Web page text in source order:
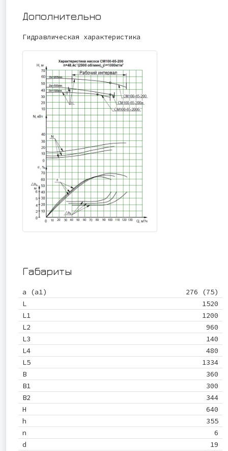
Дополнительно
Гидравлическая характеристика
Габариты
a (a1)
276 (75)
L
1520
L1
1200
L2
960
L3
140
L4
480
L5
1334
B
360
B1
300
B2
344
H
640
h
355
n
6
d
19